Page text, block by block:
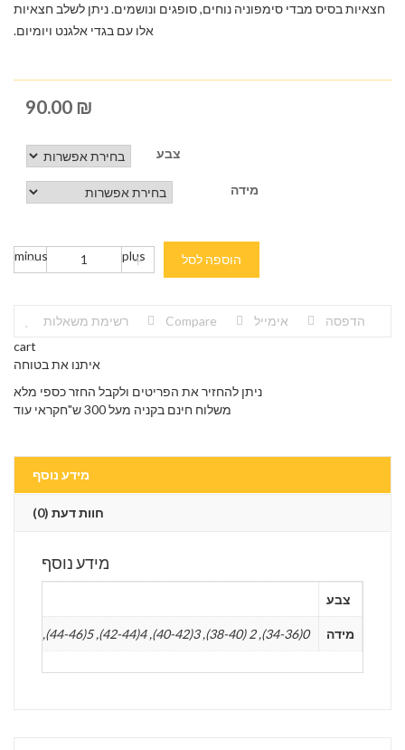
חצאיות בסיס מבדי סימפוניה נוחים, סופגים ונושמים. ניתן לשלב חצאיות
אלו עם בגדי אלגנט ויומיום.
90.00 ₪
צבע
מידה
minus plus הוספה לסל
רשימת משאלות Compare אימייל
הדפסה
cart
איתנו את בטוחה
ניתן להחזיר את הפריטים ולקבל החזר כספי מלא
משלוח חינם בקניה מעל 300 ש"חקראי עוד
מידע נוסף
חוות דעת (0)
מידע נוסף
צבע
מידה 0(34-36), 2 (38-40), 3(40-42), 4(42-44), 5(44-46), 6(46-48), 1 ( 36 – 38)